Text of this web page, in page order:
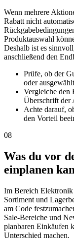
Wenn mehrere
Rabatt nicht
Produktauswahl
Deshalb ist es
anschließend den
Prüfe, ob der
oder
Vergleiche den
Überschrift der
Achte darauf,
den Vorteil
08
Was du vor
einplanen
Im Bereich
Sortiment und
am Code
Sale-Bereiche und
planbaren Einkäufen
Unterschied machen.